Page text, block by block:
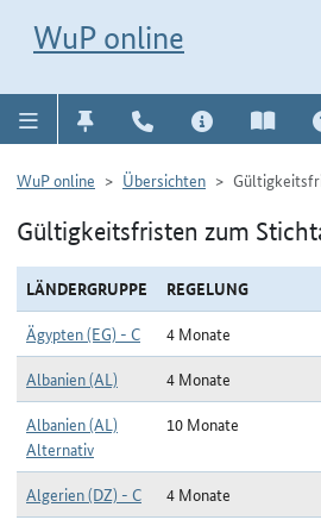
WuP online
WuP online Übersichten
Gültigkeitsfristen zum
LÄNDERGRUPPE REGELUNG
Ägypten (EG) - C
4 Monate
Albanien (AL)
4 Monate
Albanien (AL)
Alternativ
10 Monate
Algerien (DZ) - C 4 Monate